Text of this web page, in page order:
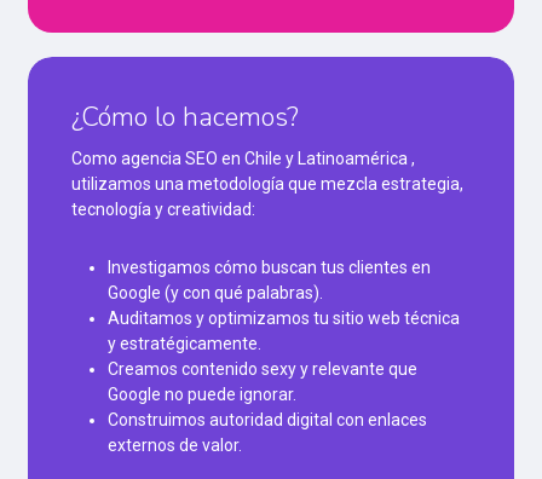
¿Cómo lo hacemos?
Como agencia SEO en Chile y Latinoamérica ,
utilizamos una metodología que mezcla estrategia,
tecnología y creatividad:
Investigamos cómo buscan tus clientes en
Google (y con qué palabras).
Auditamos y optimizamos tu sitio web técnica
y estratégicamente.
Creamos contenido sexy y relevante que
Google no puede ignorar.
Construimos autoridad digital con enlaces
externos de valor.